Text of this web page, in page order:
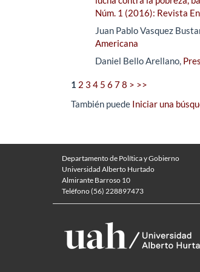
Núm. 1 (2016): Revista
Juan Pablo Vasquez
Americana
Daniel Bello Arellano,
1 2 3 4 5 6 78 > >>
También puede Iniciar una
Departamento de Política y Gobierno
Universidad Alberto Hurtado
Almirante Barroso 10
Teléfono (56) 228897473